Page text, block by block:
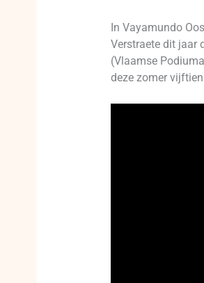
In Vayamundo
Verstraete dit jaar
(Vlaamse
deze zomer